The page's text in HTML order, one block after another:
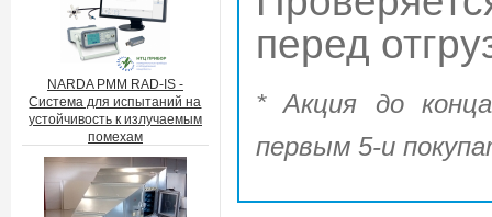
NARDA PMM RAD-IS -
Система для испытаний на
устойчивость к излучаемым
помехам
перед
* Акция до
первым 5-и